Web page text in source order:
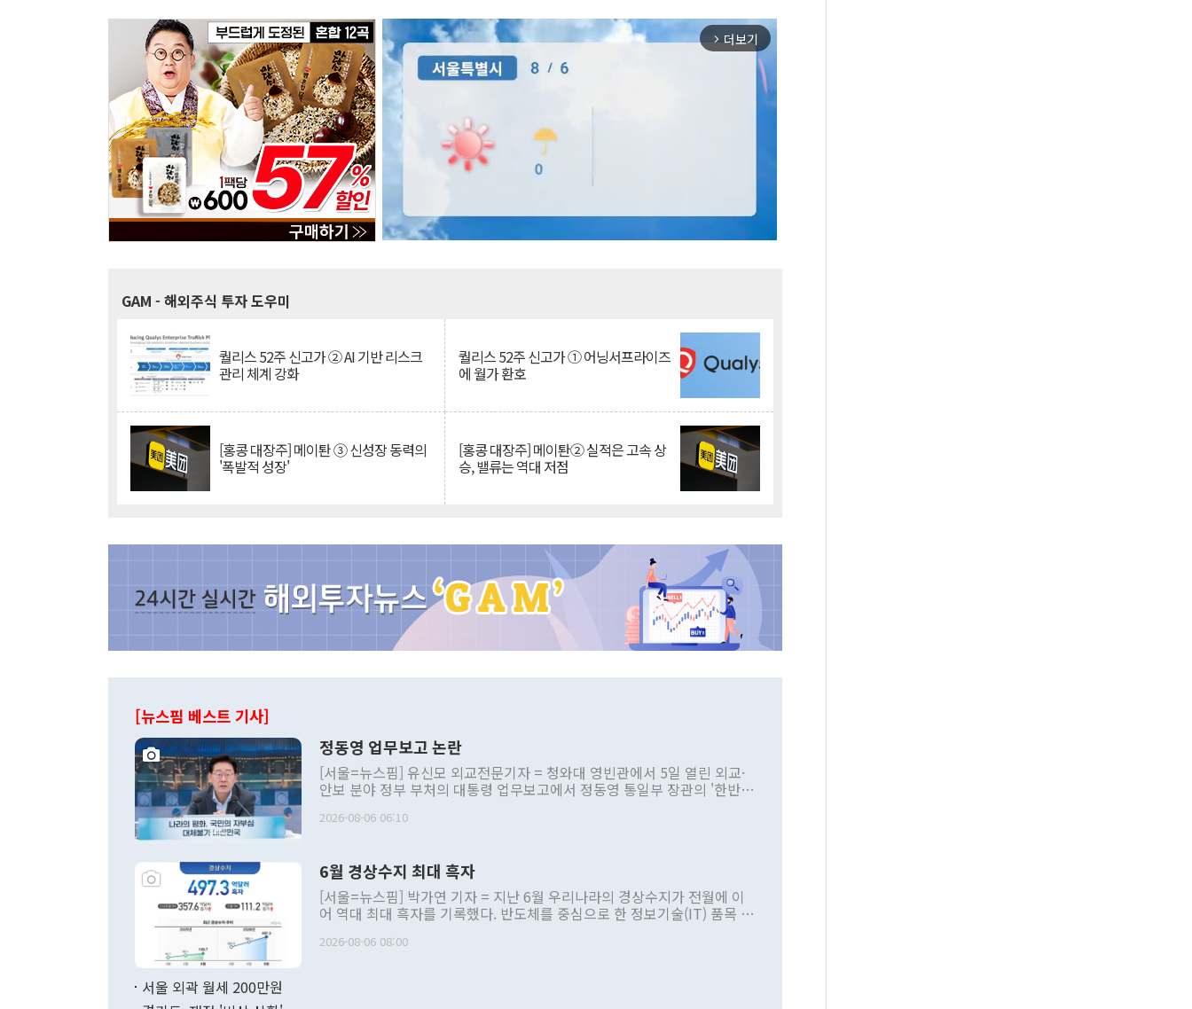
arrow_forward_ios 더보기
GAM - 해외주식 투자 도우미
퀄리스 52주 신고가 ② AI 기반 리스크
관리 체계 강화
퀄리스 52주 신고가 ① 어닝서프라이즈
에 월가 환호
[홍콩 대장주] 메이퇀 ③ 신성장 동력의
'폭발적 성장'
[홍콩 대장주] 메이퇀② 실적은 고속 상
승, 밸류는 역대 저점
[뉴스핌 베스트 기사]
정동영 업무보고 논란
[서울=뉴스핌] 유신모 외교전문기자 = 청와대 영빈관에서 5일 열린 외교·
안보 분야 정부 부처의 대통령 업무보고에서 정동영 통일부 장관의 '한반도
발언 중에는 정부 내 조율을 거치지 않은 사안을 정책으로 추진하겠다고 공
주의적 희망에 근거한 비현실적 구상'이라는 비판을 내놨다. 그동안 정 장
관의 대북 정책 관련 발언이 물의를 빚은 적은 여러 번 있지만 대통령과 유
관 부처 장관이 공개적으로 부정적 입장을 표명한 것은 이례적이다. 정 장
관의 무리한 대북 접근법과 월권을 제어해야 한다는 목소리도 높아지고 있
다. [정동영 통일부 장관이 지난달 23일 오후 서울 종로구 정부서울청사에
2026-08-06 06:10
6월 경상수지 최대 흑자
[서울=뉴스핌] 박가연 기자 = 지난 6월 우리나라의 경상수지가 전월에 이
어 역대 최대 흑자를 기록했다. 반도체를 중심으로 한 정보기술(IT) 품목 수
료=한국은행] 한국은행이 6일 발표한 '2026년 6월 국제수지(잠정)'에 따르
2026-08-06 08:00
서울 외곽 월세 200만원